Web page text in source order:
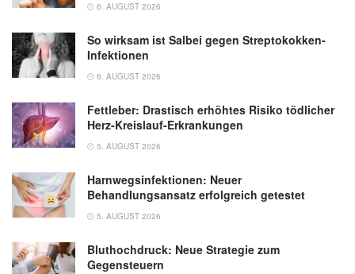
6. AUGUST 2026
So wirksam ist Salbei gegen Streptokokken-
Infektionen
6. AUGUST 2026
Fettleber: Drastisch erhöhtes Risiko tödlicher
Herz-Kreislauf-Erkrankungen
5. AUGUST 2026
Harnwegsinfektionen: Neuer
Behandlungsansatz erfolgreich getestet
5. AUGUST 2026
Bluthochdruck: Neue Strategie zum
Gegensteuern